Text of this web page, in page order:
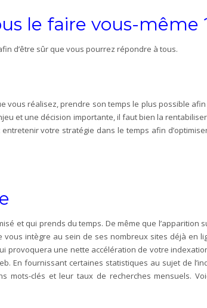
le faire vous-même
d’être sûr que vous pourrez répondre à tous.
vous réalisez, prendre son temps le plus possible
et une décision importante, il faut bien la
votre stratégie dans le temps afin
et qui prends du temps. De même que l’apparition
intègre au sein de ses nombreux sites déjà en
provoquera une nette accélération de votre
En fournissant certaines statistiques au sujet de
mots-clés et leur taux de recherches mensuels.